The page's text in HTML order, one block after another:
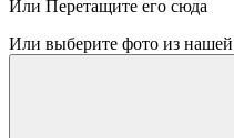
Или Перетащите его сюда
Или выберите фото из